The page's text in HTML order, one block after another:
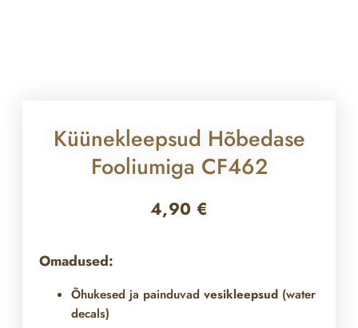
Küünekleepsud Hõbedase
Fooliumiga CF462
4,90 €
Omadused:
Õhukesed ja painduvadvesikleepsud (water
decals)